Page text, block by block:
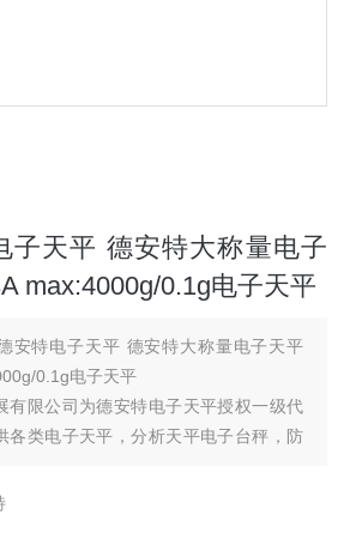
子天平 德安特大称量电子
max:4000g/0.1g电子天平
安特电子天平 德安特大称量电子天平
0.1g电子天平
有限公司为德安特电子天平授权一级代
各类电子天平，分析天平电子台秤，防
兴，昆山，杭州，苏州，南京，合肥，